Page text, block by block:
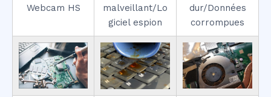
Webcam HS
malveillant/Lo
giciel espion
dur/Données
corrompues